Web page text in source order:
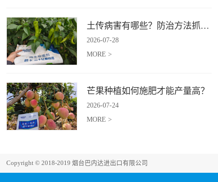
土传病害有哪些？防治方法抓紧收藏
2026-07-28
MORE >
芒果种植如何施肥才能产量高？
2026-07-24
MORE >
Copyright © 2018-2019 烟台巴内达进出口有限公司